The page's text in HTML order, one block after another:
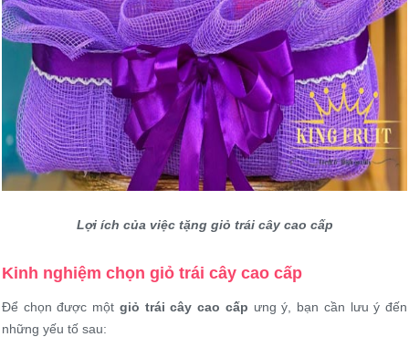
Lợi ích của việc tặng giỏ trái cây cao cấp
Kinh nghiệm chọn giỏ trái cây cao cấp
Để chọn được một giỏ trái cây cao cấp ưng ý, bạn cần lưu ý đến
những yếu tố sau: